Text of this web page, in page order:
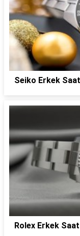
Seiko Erkek Saat
Rolex Erkek Saat